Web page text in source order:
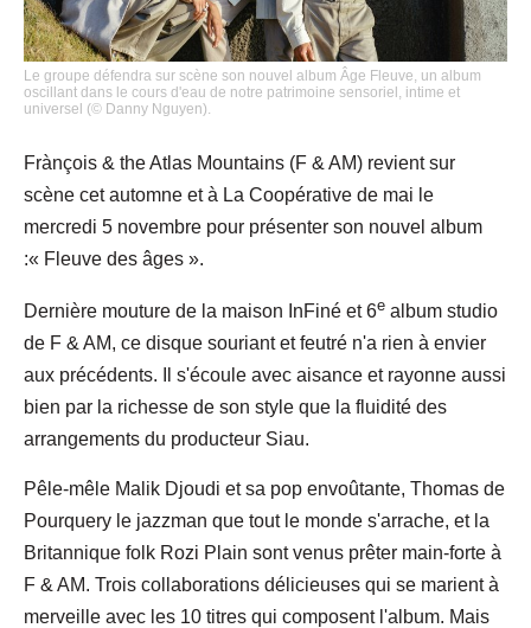
Le groupe défendra sur scène son nouvel album Âge Fleuve, un album
oscillant dans le cours d'eau de notre patrimoine sensoriel, intime et
universel (© Danny Nguyen).
Frànçois & the Atlas Mountains (F & AM) revient sur
scène cet automne et à La Coopérative de mai le
mercredi 5 novembre pour présenter son nouvel album
:« Fleuve des âges ».
Dernière mouture de la maison InFiné et 6e album studio
de F & AM, ce disque souriant et feutré n'a rien à envier
aux précédents. Il s'écoule avec aisance et rayonne aussi
bien par la richesse de son style que la fluidité des
arrangements du producteur Siau.
Pêle-mêle Malik Djoudi et sa pop envoûtante, Thomas de
Pourquery le jazzman que tout le monde s'arrache, et la
Britannique folk Rozi Plain sont venus prêter main-forte à
F & AM. Trois collaborations délicieuses qui se marient à
merveille avec les 10 titres qui composent l'album. Mais